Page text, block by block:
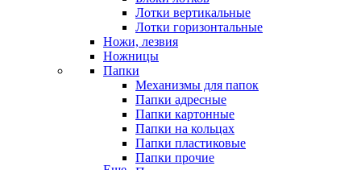
Лотки вертикальные
Лотки горизонтальные
Ножи, лезвия
Ножницы
Папки
Механизмы для папок
Папки адресные
Папки картонные
Папки на кольцах
Папки пластиковые
Папки прочие